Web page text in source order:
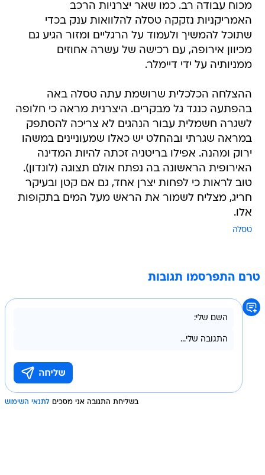
מכוח עבודה רב. כמו שאר יצרניות הרכב
האמריקניות נזקקה טסלה להלוואות ענק בכדי
שתוכל להמשיך ולעמוד על הרגליים ומזור הגיע גם
מכיוון אירופה, עם רכישה של עשרה אחוזים
ממניותיה על ידי דיימלר.
ההצלחה הכלכלית שרושמת עתה טסלה באה
בהפתעה כנגד גל מבקרים. היצרנית מראה כי חלופה
לשגרה חשמלית עבור הנהגים לא צריכה להסתפק
במראה שגרתי ובהחלט יש כאלו שמעוניינים במשהו
ירוק ומהנה. אפילו בריטניה זכתה להיות המדינה
האירופית הראשונה בה נפתח אולם תצוגה (לונדון).
טוב לראות כי לפחות יצרן אחד, גם אם קטן ובעיקר
חריג, מצליח לשמור את הראש מעל המים בתקופות
אלו.
טסלה
טרם התפרסמו תגובות
בשליחת התגובה אני מסכים לתנאי השימוש